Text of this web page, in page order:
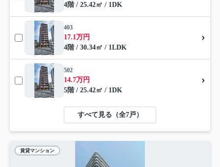
4階 / 25.42㎡ / 1DK
403
17.1万円
4階 / 30.34㎡ / 1LDK
502
14.7万円
5階 / 25.42㎡ / 1DK
すべて見る（全7戸）
賃貸マンション